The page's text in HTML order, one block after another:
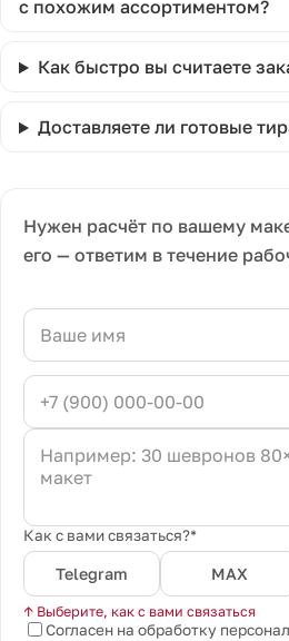
с похожим ассортиментом?
Как быстро вы считаете
Доставляете ли готовые
Нужен расчёт по вашему
его — ответим в течение
Как с вами связаться?*
Telegram MAX
↑ Выберите, как с вами связаться
Согласен на обработку